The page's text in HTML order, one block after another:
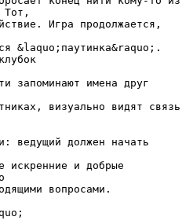
Тот,
Игра продолжается,
&laquo;паутинка&raquo;.
запоминают имена друг
визуально видят связь
ведущий должен начать
искренние и добрые
вопросами.